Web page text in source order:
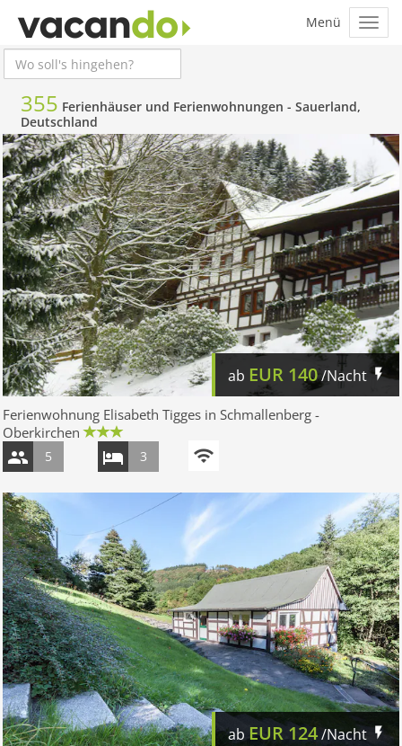
355 Ferienhäuser und Ferienwohnungen - Sauerland,
Deutschland
ab EUR 140/Nacht
Ferienwohnung Elisabeth Tigges in Schmallenberg -
Oberkirchen
5 3
ab EUR 124/Nacht